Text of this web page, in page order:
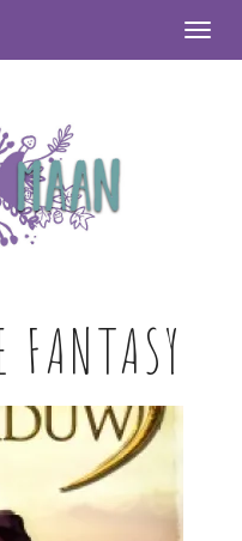
FANTASY